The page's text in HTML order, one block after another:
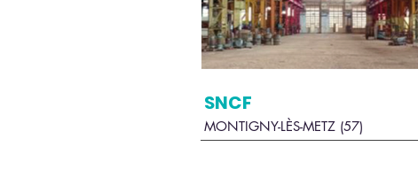
SNCF
MONTIGNY-LÈS-METZ (57)